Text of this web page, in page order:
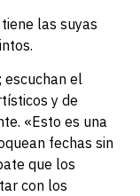
las suyas
escuchan el
y de
«Esto es una
fechas sin
que los
con los